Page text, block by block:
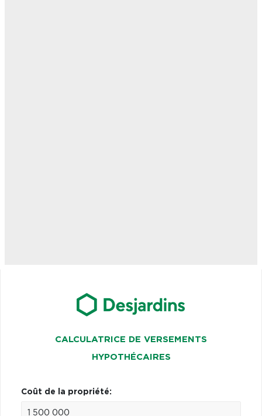
CALCULATRICE DE VERSEMENTS
HYPOTHÉCAIRES
Coût de la propriété: